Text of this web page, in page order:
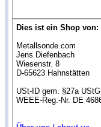
Dies ist ein Shop von:
Metallsonde.com
Jens Diefenbach
Wiesenstr. 8
D-65623 Hahnstätten
USt-ID gem. §27a
WEEE-Reg.-Nr. DE